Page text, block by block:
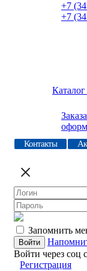
+7
+7
Каталог
Контакты
Запомнить
Войти через соц
Регистрация